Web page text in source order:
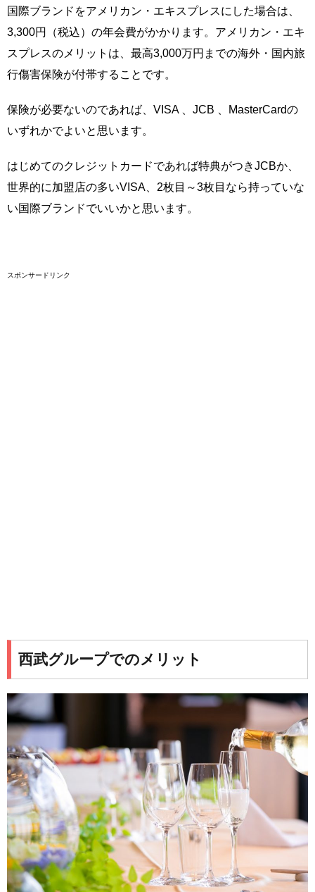
国際ブランドをアメリカン・エキスプレスにした場合は、
3,300円（税込）の年会費がかかります。アメリカン・エキ
スプレスのメリットは、最高3,000万円までの海外・国内旅
行傷害保険が付帯することです。
保険が必要ないのであれば、VISA 、JCB 、MasterCardの
いずれかでよいと思います。
はじめてのクレジットカードであれば特典がつきJCBか、
世界的に加盟店の多いVISA、2枚目～3枚目なら持っていな
い国際ブランドでいいかと思います。
スポンサードリンク
西武グループでのメリット